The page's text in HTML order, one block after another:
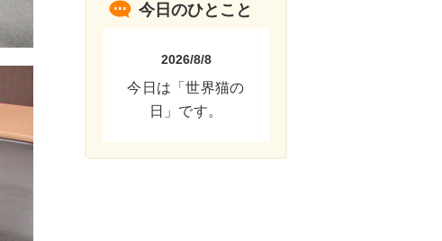
今日のひとこと
2026/8/8
今日は「世界猫の
日」です。